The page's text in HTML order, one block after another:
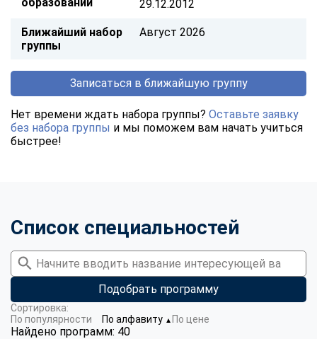
29.12.2012
Ближайший набор
группы
Август 2026
Записаться в ближайшую группу
Нет времени ждать набора группы? Оставьте заявку
без набора группы и мы поможем вам начать учиться
быстрее!
Список специальностей
Подобрать программу
Найдено программ: 40
Сортировка:
По популярности
По алфавиту ▼ По цене